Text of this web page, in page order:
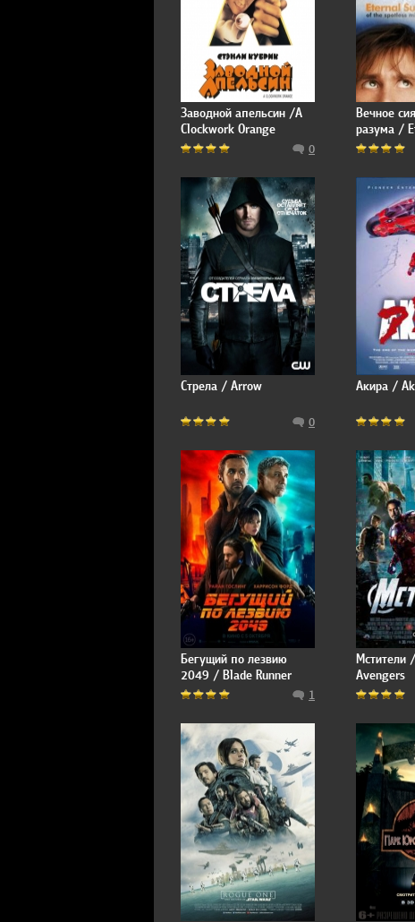
Заводной апельсин /A
Clockwork Orange
0
Вечное
разума /
Sunshine
Стрела / Arrow
0
Акира /
Бегущий по лезвию
2049 / Blade Runner
2049
1
Мстители
Avengers